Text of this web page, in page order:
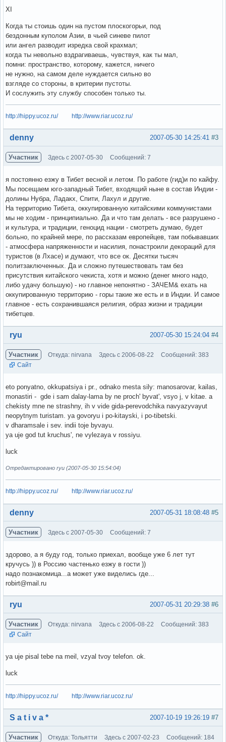
XI
Когда ты стоишь один на пустом плоскогорьи, под
бездонным куполом Азии, в чьей синеве пилот
или ангел разводит изредка свой крахмал;
когда ты невольно вздрагиваешь, чувствуя, как ты мал,
помни: пространство, которому, кажется, ничего
не нужно, на самом деле нуждается сильно во
взгляде со стороны, в критерии пустоты.
И сослужить эту службу способен только ты.
http://hippy.ucoz.ru/ http://www.riar.ucoz.ru/
Вне форума #3
2007-05-30 14:25:41
denny
Участник Здесь с 2007-05-30 Сообщений: 7
я постоянно езжу в Тибет весной и летом. По работе (гид)и по кайфу.
Мы посещаем юго-западный Тибет, входящий ныне в состав Индии -
долины Нубра, Ладакх, Спити, Лахул и другие.
На территорию Тибета, оккупированную китайскими коммунистами
мы не ходим - принципиально. Да и что там делать - все разрушено -
и культура, и традиции, геноцид нации - смотреть думаю, будет
больно, по крайней мере, по рассказам европейцев, там побывавших
- атмосфера напряженности и насилия, понастроили декораций для
туристов (в Лхасе) и думают, что все ок. Десятки тысяч
политзаключенных. Да и сложно путешествовать там без
присутствия китайского чекиста, хотя и можно (денег много надо,
либо удачу большую) - но главное непонятно - ЗАЧЕМ& ехать на
оккупированную территорию - горы такие же есть и в Индии. И самое
главное - есть сохранившаяся религия, образ жизни и традиции
тибетцев.
Вне форума #4
2007-05-30 15:24:04
ryu
Участник Откуда: nirvana Здесь с 2006-08-22
Сообщений: 383
Сайт
eto ponyatno, okkupatsiya i pr., odnako mesta sily: manosarovar, kailas,
monastiri - gde i sam dalay-lama by ne proch' byvat', vsyo j, v kitae. a
chekisty mne ne strashny, ih v vide gida-perevodchika navyazyvayut
neopytnym turistam. ya govoryu i po-kitayski, i po-tibetski.
v dharamsale i sev. indii toje byvayu.
ya uje god tut kruchus', ne vylezaya v rossiyu.
luck
Отредактировано ryu (2007-05-30 15:54:04)
http://hippy.ucoz.ru/ http://www.riar.ucoz.ru/
Вне форума #5
2007-05-31 18:08:48
denny
Участник Здесь с 2007-05-30 Сообщений: 7
здорово, а я буду год, только приехал, вообще уже 6 лет тут
кручусь )) в Россию частенько езжу в гости ))
надо познакомица...а может уже виделись где...
robirt@mail.ru
Вне форума #6
2007-05-31 20:29:38
ryu
Участник Откуда: nirvana Здесь с 2006-08-22
Сообщений: 383
Сайт
ya uje pisal tebe na meil, vzyal tvoy telefon. ok.
luck
http://hippy.ucoz.ru/ http://www.riar.ucoz.ru/
Вне форума #7
2007-10-19 19:26:19
S a t i v a *
Участник Откуда: Тольятти Здесь с 2007-02-23 Сообщений: 184